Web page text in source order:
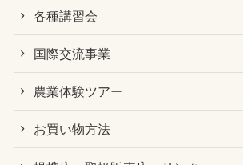
各種講習会
国際交流事業
農業体験ツアー
お買い物方法